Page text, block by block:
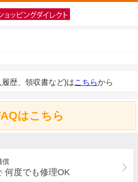
歴、領収書など)はこちらから
はこちら
償
何度でも修理OK